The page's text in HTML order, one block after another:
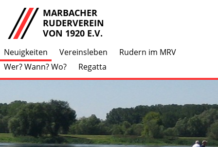
MARBACHER
RUDERVEREIN
VON 1920 E.V.
Neuigkeiten Vereinsleben
Rudern im MRV
Wer? Wann? Wo?
Regatta